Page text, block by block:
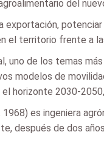
del
exportación,
el territorio frente a
uno de los temas
modelos de
horizonte 2030-
1968) es ingeniera
después de dos